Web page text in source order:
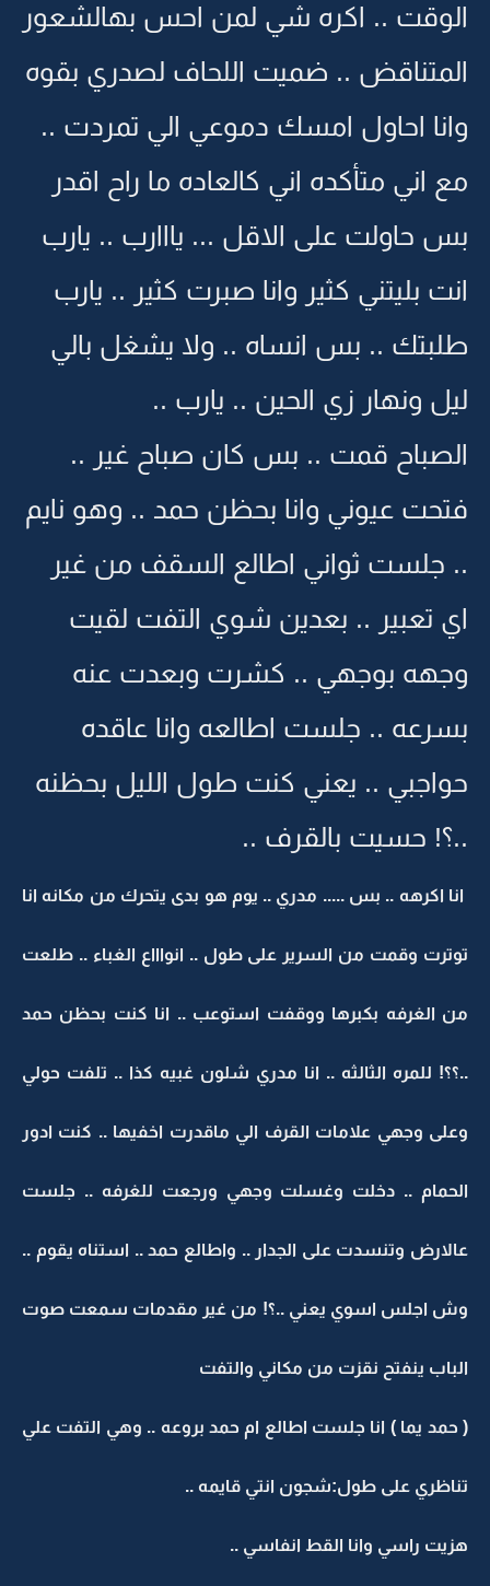
الوقت .. اكره شي لمن احس بهالشعور
المتناقض .. ضميت اللحاف لصدري بقوه
وانا احاول امسك دموعي الي تمردت ..
مع اني متأكده اني كالعاده ما راح اقدر
بس حاولت على الاقل ... يااارب .. يارب
انت بليتني كثير وانا صبرت كثير .. يارب
طلبتك .. بس انساه .. ولا يشغل بالي
ليل ونهار زي الحين .. يارب ..
الصباح قمت .. بس كان صباح غير ..
فتحت عيوني وانا بحظن حمد .. وهو نايم
.. جلست ثواني اطالع السقف من غير
اي تعبير .. بعدين شوي التفت لقيت
وجهه بوجهي .. كشرت وبعدت عنه
بسرعه .. جلست اطالعه وانا عاقده
حواجبي .. يعني كنت طول الليل بحظنه
..؟! حسيت بالقرف ..
انا اكرهه .. بس ..... مدري .. يوم هو بدى يتحرك من مكانه انا
توترت وقمت من السرير على طول .. انواااع الغباء .. طلعت
من الغرفه بكبرها ووقفت استوعب .. انا كنت بحظن حمد
..؟؟! للمره الثالثه .. انا مدري شلون غبيه كذا .. تلفت حولي
وعلى وجهي علامات القرف الي ماقدرت اخفيها .. كنت ادور
الحمام .. دخلت وغسلت وجهي ورجعت للغرفه .. جلست
عالارض وتنسدت على الجدار .. واطالع حمد .. استناه يقوم ..
وش اجلس اسوي يعني ..؟! من غير مقدمات سمعت صوت
الباب ينفتح نقزت من مكاني والتفت
( حمد يما ) انا جلست اطالع ام حمد بروعه .. وهي التفت علي
تناظري على طول:شجون انتي قايمه ..
هزيت راسي وانا القط انفاسي ..